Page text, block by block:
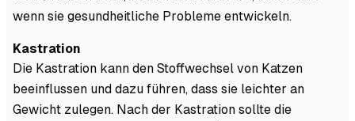
wenn sie gesundheitliche Probleme entwickeln.
Kastration
Die Kastration kann den Stoffwechsel von Katzen
beeinflussen und dazu führen, dass sie leichter an
Gewicht zulegen. Nach der Kastration sollte die